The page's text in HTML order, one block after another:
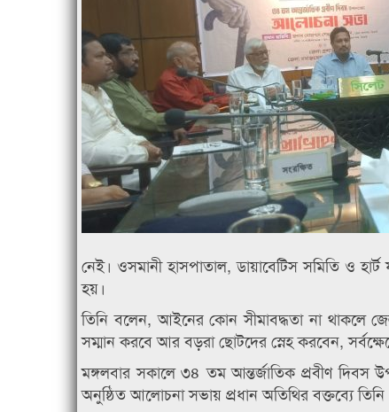
নেই। ওসমানী হাসপাতাল, ডায়াবেটিস সমিতি ও
হয়।
তিনি বলেন, আইনের কোন সীমাবদ্ধতা না থাকলে
সম্মান করবে আর বড়রা ছোটদের স্নেহ করবেন,
মঙ্গলবার সকালে ৩৪ তম আন্তর্জাতিক প্রবীণ দিবস
অনুষ্ঠিত আলোচনা সভায় প্রধান অতিথির বক্তব্যে